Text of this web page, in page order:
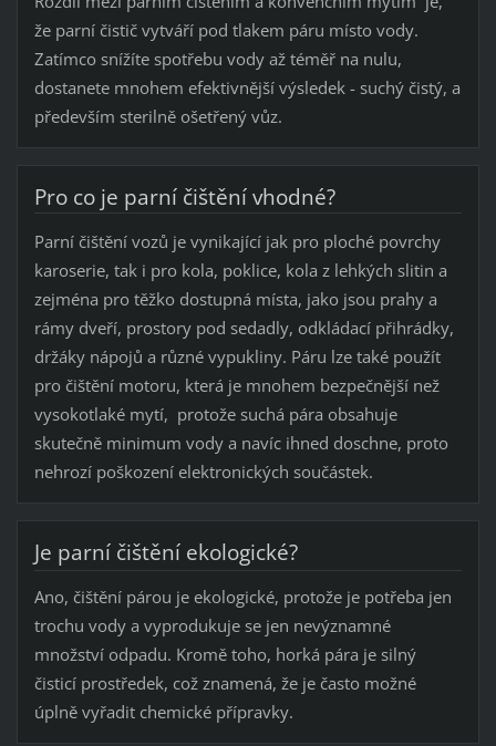
že parní čistič vytváří pod tlakem páru místo vody.
Zatímco snížíte spotřebu vody až téměř na nulu,
dostanete mnohem efektivnější výsledek - suchý čistý, a
především sterilně ošetřený vůz.
Pro co je parní čištění vhodné?
Parní čištění vozů je vynikající jak pro ploché povrchy
karoserie, tak i pro kola, poklice, kola z lehkých slitin a
zejména pro těžko dostupná místa, jako jsou prahy a
rámy dveří, prostory pod sedadly, odkládací přihrádky,
držáky nápojů a různé vypukliny. Páru lze také použít
pro čištění motoru, která je mnohem bezpečnější než
vysokotlaké mytí, protože suchá pára obsahuje
skutečně minimum vody a navíc ihned doschne, proto
nehrozí poškození elektronických součástek.
Je parní čištění ekologické?
Ano, čištění párou je ekologické, protože je potřeba jen
trochu vody a vyprodukuje se jen nevýznamné
množství odpadu. Kromě toho, horká pára je silný
čisticí prostředek, což znamená, že je často možné
úplně vyřadit chemické přípravky.